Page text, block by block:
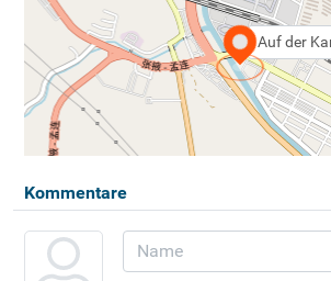
Auf der
Kommentare